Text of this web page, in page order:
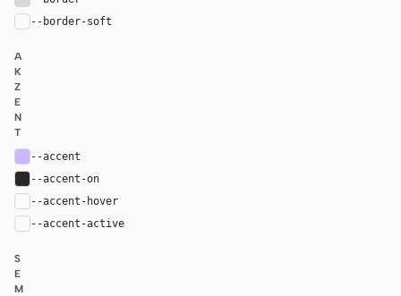
--border-soft
A
K
Z
E
N
T
--accent
--accent-on
--accent-hover
--accent-active
S
E
M